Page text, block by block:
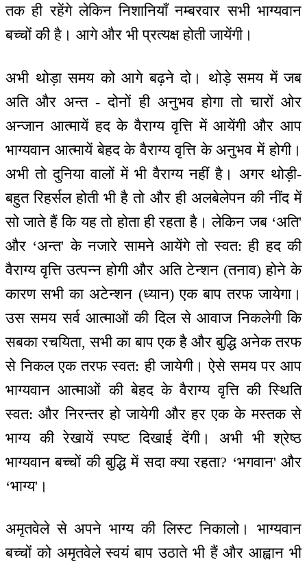
तक ही रहेंगे लेकिन निशानियाँ नम्बरवार सभी भाग्यवान
बच्चों की है। आगे और भी प्रत्यक्ष होती जायेंगी।
अभी थोड़ा समय को आगे बढ़ने दो। थोड़े समय में जब
अति और अन्त - दोनों ही अनुभव होगा तो चारों ओर
अन्जान आत्मायें हद के वैराग्य वृत्ति में आयेंगी और आप
भाग्यवान आत्मायें बेहद के वैराग्य वृत्ति के अनुभव में होगी।
अभी तो दुनिया वालों में भी वैराग्य नहीं है। अगर थोड़ी-
बहुत रिहर्सल होती भी है तो और ही अलबेलेपन की नींद में
सो जाते हैं कि यह तो होता ही रहता है। लेकिन जब ‘अति'
और ‘अन्त' के नजारे सामने आयेंगे तो स्वत: ही हद की
वैराग्य वृत्ति उत्पन्न होगी और अति टेन्शन (तनाव) होने के
कारण सभी का अटेन्शन (ध्यान) एक बाप तरफ जायेगा।
उस समय सर्व आत्माओं की दिल से आवाज निकलेगी कि
सबका रचयिता, सभी का बाप एक है और बुद्धि अनेक तरफ
से निकल एक तरफ स्वत: ही जायेगी। ऐसे समय पर आप
भाग्यवान आत्माओं की बेहद के वैराग्य वृत्ति की स्थिति
स्वत: और निरन्तर हो जायेगी और हर एक के मस्तक से
भाग्य की रेखायें स्पष्ट दिखाई देंगी। अभी भी श्रेष्ठ
भाग्यवान बच्चों की बुद्धि में सदा क्या रहता? ‘भगवान' और
‘भाग्य'।
अमृतवेले से अपने भाग्य की लिस्ट निकालो। भाग्यवान
बच्चों को अमृतवेले स्वयं बाप उठाते भी हैं और आह्वान भी